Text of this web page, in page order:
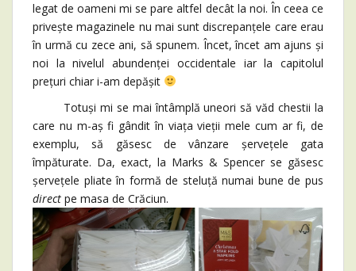
legat de oameni mi se pare altfel decât la noi. În ceea ce
privește magazinele nu mai sunt discrepanțele care erau
în urmă cu zece ani, să spunem. Încet, încet am ajuns și
noi la nivelul abundenței occidentale iar la capitolul
prețuri chiar i-am depășit
Totuși mi se mai întâmplă uneori să văd chestii la
care nu m-aș fi gândit în viața vieții mele cum ar fi, de
exemplu, să găsesc de vânzare șervețele gata
împăturate. Da, exact, la Marks & Spencer se găsesc
șervețele pliate în formă de steluță numai bune de pus
direct pe masa de Crăciun.